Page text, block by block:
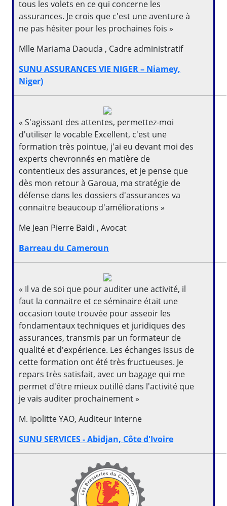
tous les volets en ce qui concerne les
assurances. Je crois que c'est une aventure à
ne pas hésiter pour les prochaines fois »
Mlle Mariama Daouda , Cadre administratif
SUNU ASSURANCES VIE NIGER – Niamey,
Niger)
« S'agissant des attentes, permettez-moi
d'utiliser le vocable Excellent, c'est une
formation très pointue, j'ai eu devant moi des
experts chevronnés en matière de
contentieux des assurances, et je pense que
dès mon retour à Garoua, ma stratégie de
défense dans les dossiers d'assurances va
connaitre beaucoup d'améliorations »
Me Jean Pierre Baidi , Avocat
Barreau du Cameroun
« Il va de soi que pour auditer une activité, il
faut la connaitre et ce séminaire était une
occasion toute trouvée pour asseoir les
fondamentaux techniques et juridiques des
assurances, transmis par un formateur de
qualité et d'expérience. Les échanges issus de
cette formation ont été très fructueuses. Je
repars très satisfait, avec un bagage qui me
permet d'être mieux outillé dans l'activité que
je vais auditer prochainement »
M. Ipolitte YAO, Auditeur Interne
SUNU SERVICES - Abidjan, Côte d'Ivoire